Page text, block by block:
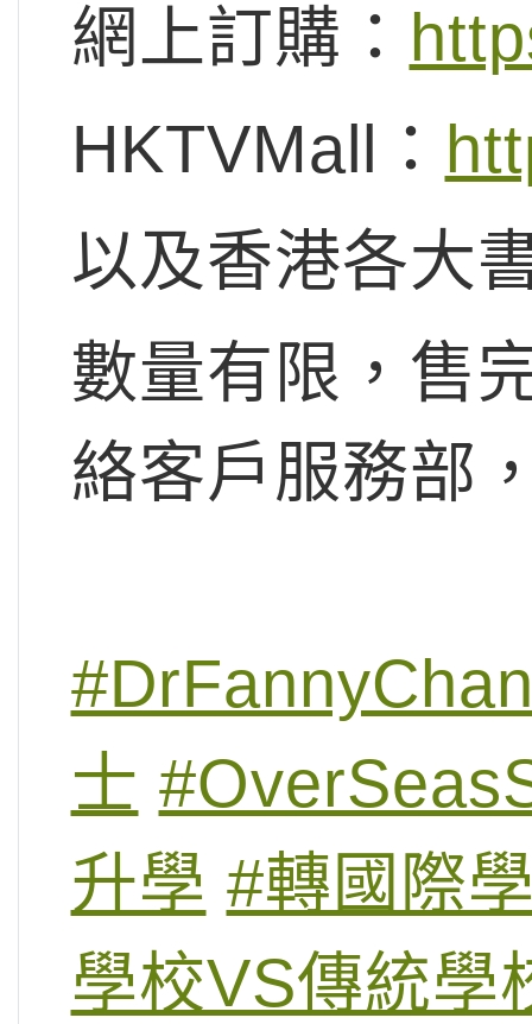
網上訂購：
HKTVMall：
以及香港各大
數量有限，售
絡客戶服務部
士
升學 #轉國際
學校VS傳統學